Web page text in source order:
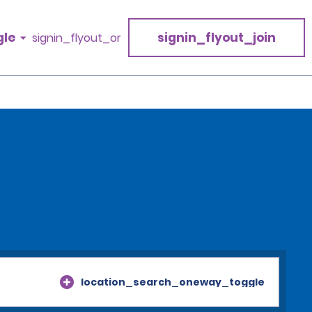
signin_flyout_or signin_flyout_join
location_search_oneway_toggle